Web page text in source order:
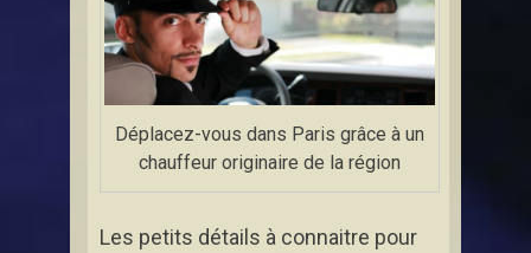
Déplacez-vous dans Paris grâce à un
chauffeur originaire de la région
Les petits détails à connaitre pour